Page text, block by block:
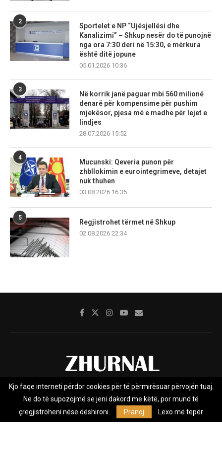
2
Sportelet e NP “Ujësjellësi dhe
Kanalizimi” – Shkup nesër do të punojnë
nga ora 7:30 deri në 15:30, e mërkura
është ditë jopune
05.01.2026 10:36
3
Në korrik janë paguar mbi 560 milionë
denarë për kompensime për pushim
mjekësor, pjesa më e madhe për lejet e
lindjes
28.07.2026 15:52
4
Mucunski: Qeveria punon për
zhbllokimin e eurointegrimeve, detajet
nuk thuhen
03.08.2026 16:35
5
Regjistrohet tërmet në Shkup
02.08.2026 22:34
Rreth nesh Impresumi Marketing
Privacy Policy
Zhurnal.mk është Agjenci e Lajmeve e pavarur, e themeluar në vitin
Kjo faqe interneti përdor cookies për të përmirësuar përvojën tuaj.
Ne do të supozojmë se jeni dakord me këtë, por mund të
çregjistroheni nëse dëshironi.
Pranoj Lexo më tepër